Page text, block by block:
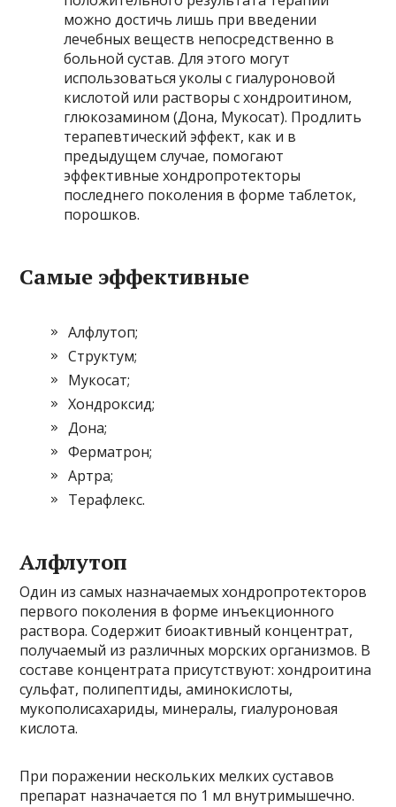
можно достичь лишь при введении
лечебных веществ непосредственно в
больной сустав. Для этого могут
использоваться уколы с гиалуроновой
кислотой или растворы с хондроитином,
глюкозамином (Дона, Мукосат). Продлить
терапевтический эффект, как и в
предыдущем случае, помогают
эффективные хондропротекторы
последнего поколения в форме таблеток,
порошков.
Самые эффективные
Алфлутоп;
Структум;
Мукосат;
Хондроксид;
Дона;
Ферматрон;
Артра;
Терафлекс.
Алфлутоп
Один из самых назначаемых хондропротекторов
первого поколения в форме инъекционного
раствора. Содержит биоактивный концентрат,
получаемый из различных морских организмов. В
составе концентрата присутствуют: хондроитина
сульфат, полипептиды, аминокислоты,
мукополисахариды, минералы, гиалуроновая
кислота.
При поражении нескольких мелких суставов
препарат назначается по 1 мл внутримышечно.